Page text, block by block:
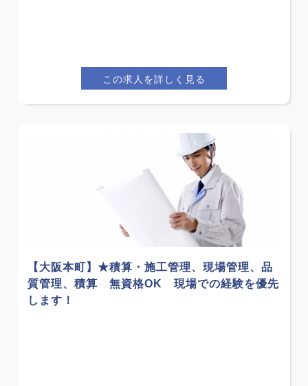
この求人を詳しく見る
【大阪本町】★積算・施工管理、現場管理、品
質管理、積算 無資格OK 現場での経験を優先
します！